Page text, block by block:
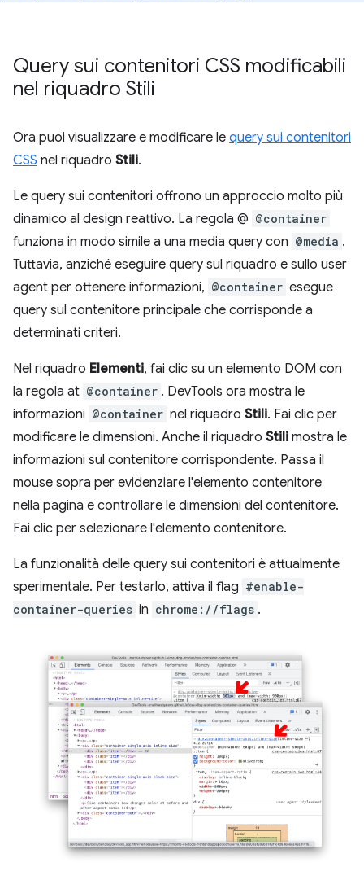
Query sui contenitori CSS modificabili
nel riquadro Stili
Ora puoi visualizzare e modificare le query sui contenitori
CSS nel riquadro Stili.
Le query sui contenitori offrono un approccio molto più
dinamico al design reattivo. La regola @ @container
funziona in modo simile a una media query con @media .
Tuttavia, anziché eseguire query sul riquadro e sullo user
agent per ottenere informazioni, @container esegue
query sul contenitore principale che corrisponde a
determinati criteri.
Nel riquadro Elementi, fai clic su un elemento DOM con
la regola at @container . DevTools ora mostra le
informazioni @container nel riquadro Stili. Fai clic per
modificare le dimensioni. Anche il riquadro Stili mostra le
informazioni sul contenitore corrispondente. Passa il
mouse sopra per evidenziare l'elemento contenitore
nella pagina e controllare le dimensioni del contenitore.
Fai clic per selezionare l'elemento contenitore.
La funzionalità delle query sui contenitori è attualmente
sperimentale. Per testarlo, attiva il flag #enable-
container-queries in chrome://flags .